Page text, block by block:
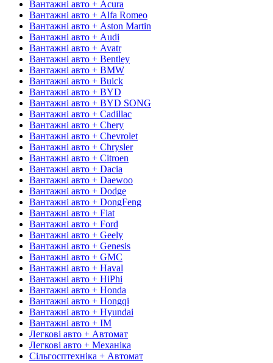
Вантажні авто + Acura
Вантажні авто + Alfa Romeo
Вантажні авто + Aston Martin
Вантажні авто + Audi
Вантажні авто + Avatr
Вантажні авто + Bentley
Вантажні авто + BMW
Вантажні авто + Buick
Вантажні авто + BYD
Вантажні авто + BYD SONG
Вантажні авто + Cadillac
Вантажні авто + Chery
Вантажні авто + Chevrolet
Вантажні авто + Chrysler
Вантажні авто + Citroen
Вантажні авто + Dacia
Вантажні авто + Daewoo
Вантажні авто + Dodge
Вантажні авто + DongFeng
Вантажні авто + Fiat
Вантажні авто + Ford
Вантажні авто + Geely
Вантажні авто + Genesis
Вантажні авто + GMC
Вантажні авто + Haval
Вантажні авто + HiPhi
Вантажні авто + Honda
Вантажні авто + Hongqi
Вантажні авто + Hyundai
Вантажні авто + IM
Легкові авто + Автомат
Легкові авто + Механіка
Сільгосптехніка + Автомат